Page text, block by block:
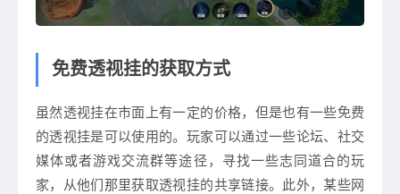
免费透视挂的获取方式
虽然透视挂在市面上有一定的价格，但是也有一些免费
的透视挂是可以使用的。玩家可以通过一些论坛、社交
媒体或者游戏交流群等途径，寻找一些志同道合的玩
家，从他们那里获取透视挂的共享链接。此外，某些网